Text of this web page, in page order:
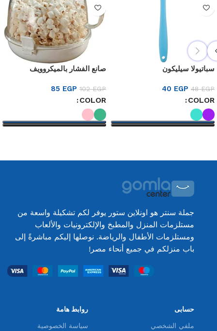
سباتيولا سيليكون
48EGP
40 EGP
COLOR
صانع الفشار بالميكروويف
102EGP
85 EGP
COLOR
جملة سنتر هو اونلاين ستور يوفر لكم تشكيلة واسعة من
مستلزمات المنزل والمطبخ والإلكترونيات والألعاب
ومستلزمات الأطفال والرياضة. نوصلها إليكم مباشرةً إلى
باب منزلكم في جميع أنحاء مصر!
حسابى
ملفي الشخصي
روابط هامة
سياسة الخصوصية